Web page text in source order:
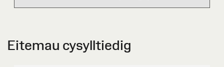
Eitemau cysylltiedig